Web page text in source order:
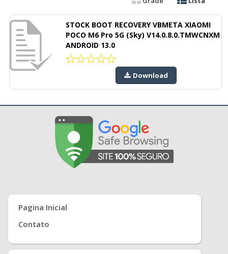
STOCK BOOT RECOVERY VBMETA XIAOMI
POCO M6 Pro 5G (Sky) V14.0.8.0.TMWCNXM
ANDROID 13.0
Download
Pagina Inicial
Contato